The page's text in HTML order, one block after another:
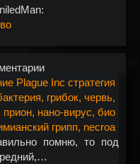
Plague Inc стратегия
грибок, червь,
прион, нано-вирус, био
грипп, necroa
помню, то под